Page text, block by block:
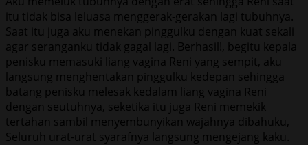
itu tidak bisa leluasa menggerak-gerakan lagi tubuhnya.
Saat itu juga aku menekan pinggulku dengan kuat sekali
agar seranganku tidak gagal lagi. Berhasil!, begitu kepala
penisku memasuki liang vagina Reni yang sempit, aku
langsung menghentakan pinggulku kedepan sehingga
batang penisku melesak kedalam liang vagina Reni
dengan seutuhnya, seketika itu juga Reni memekik
tertahan sambil menyembunyikan wajahnya dibahuku,
Seluruh urat-urat syarafnya langsung mengejang kaku.